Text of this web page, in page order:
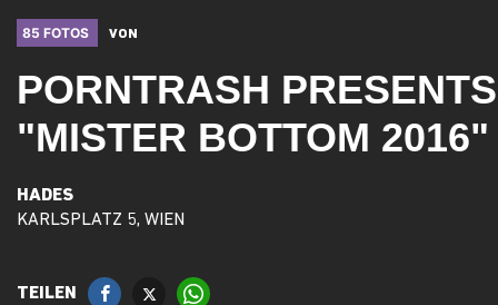
85 FOTOS VON
PORNTRASH PRESENTS
"MISTER BOTTOM 2016"
HADES
KARLSPLATZ 5, WIEN
TEILEN